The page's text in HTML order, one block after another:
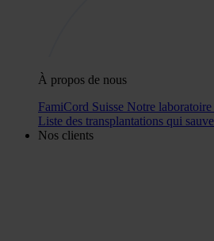
À propos de nous
FamiCord Suisse Notre laboratoire
Liste des transplantations qui
Nos clients